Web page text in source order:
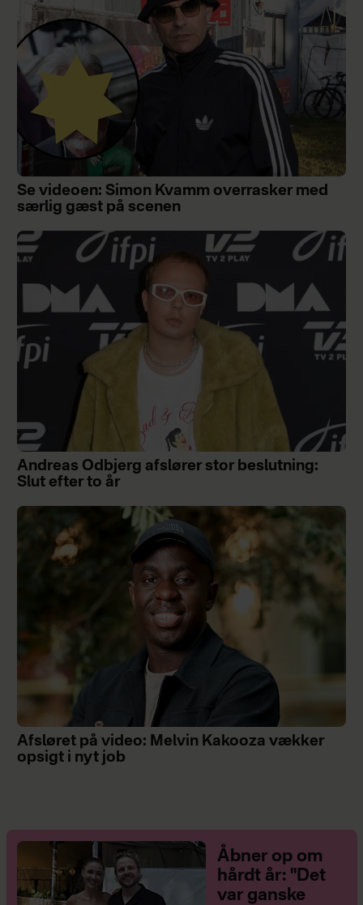
Se videoen: Simon Kvamm overrasker med
særlig gæst på scenen
Andreas Odbjerg afslører stor beslutning:
Slut efter to år
Afsløret på video: Melvin Kakooza vækker
opsigt i nyt job
Åbner op om
hårdt år: "Det
var ganske